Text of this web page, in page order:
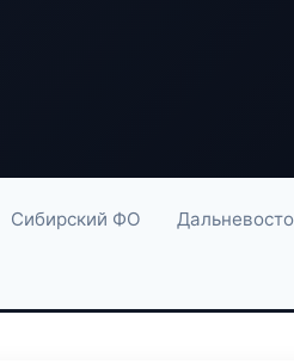
Сибирский ФО